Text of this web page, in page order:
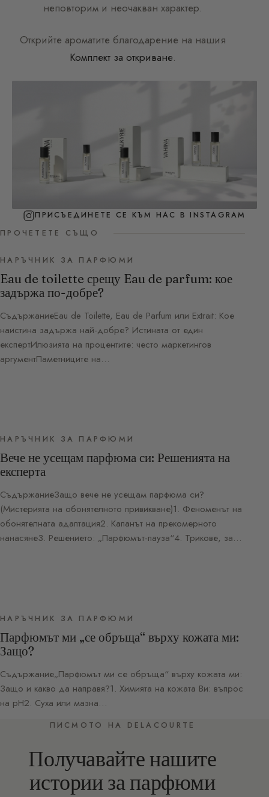
неповторим и неочакван характер.
Открийте ароматите благодарение на нашия
Комплект за откриване.
ПРИСЪЕДИНЕТЕ СЕ КЪМ НАС В INSTAGRAM
ПРОЧЕТЕТЕ СЪЩО
НАРЪЧНИК ЗА ПАРФЮМИ
Eau de toilette срещу Eau de parfum: кое
задържа по-добре?
СъдържаниеEau de Toilette, Eau de Parfum или Extrait: Кое
наистина задържа най-добре? Истината от един
експертИлюзията на процентите: често маркетингов
аргументПаметниците на…
НАРЪЧНИК ЗА ПАРФЮМИ
Вече не усещам парфюма си: Решенията на
експерта
СъдържаниеЗащо вече не усещам парфюма си?
(Мистерията на обонятелното привикване)1. Феноменът на
обонятелната адаптация2. Капанът на прекомерното
нанасяне3. Решението: „Парфюмът-пауза“4. Трикове, за…
НАРЪЧНИК ЗА ПАРФЮМИ
Парфюмът ми „се обръща“ върху кожата ми:
Защо?
Съдържание„Парфюмът ми се обръща“ върху кожата ми:
Защо и какво да направя?1. Химията на кожата Ви: въпрос
на pH2. Суха или мазна…
ПИСМОТО НА DELACOURTE
Получавайте нашите
истории за парфюми